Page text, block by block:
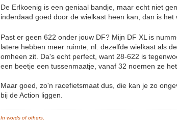
De Erlkoenig is een geniaal bandje, maar echt niet
inderdaad goed door de wielkast heen kan, dan is
Past er geen 622 onder jouw DF? Mijn DF XL is
latere hebben meer ruimte, nl. dezelfde wielkast als
omheen zit. Da's echt perfect, want 28-622 is
een beetje een tussenmaatje, vanaf 32 noemen ze
Maar goed, zo'n racefietsmaat dus, die kan je zo
bij de Action liggen.
In words of others,